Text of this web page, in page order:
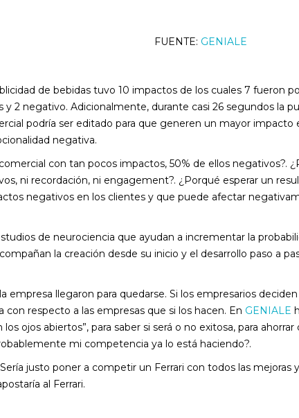
FUENTE: GENIALE
de bebidas tuvo 10 impactos de los cuales 7 fueron
y 2 negativo. Adicionalmente, durante casi 26 segundos la
podría ser editado para que generen un mayor
negativa.
con tan pocos impactos, 50% de ellos negativos?.
ni recordación, ni engagement?. ¿Porqué esperar un
negativos en los clientes y que puede afectar
de neurociencia que ayudan a incrementar la
la creación desde su inicio y el desarrollo paso a
empresa llegaron para quedarse. Si los empresarios
respecto a las empresas que si los hacen. En GENIALE
ojos abiertos”, para saber si será o no exitosa, para
mi competencia ya lo está haciendo?.
justo poner a competir un Ferrari con todos las
al Ferrari.